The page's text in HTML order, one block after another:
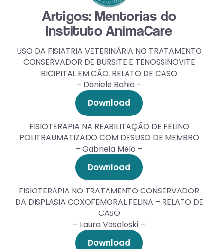
Artigos: Mentorias do
Instituto AnimaCare
USO DA FISIATRIA VETERINÁRIA NO TRATAMENTO
CONSERVADOR DE BURSITE E TENOSSINOVITE
BICIPITAL EM CÃO, RELATO DE CASO
– Daniele Bahia –
Download
FISIOTERAPIA NA REABILITAÇÃO DE FELINO
POLITRAUMATIZADO COM DESUSO DE MEMBRO
– Gabriela Melo –
Download
FISIOTERAPIA NO TRATAMENTO CONSERVADOR
DA DISPLASIA COXOFEMORAL FELINA – RELATO DE
CASO
– Laura Vesoloski –
Download